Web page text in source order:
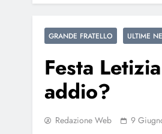
GRANDE FRATELLO ULTIME
Festa
addio?
Redazione Web 9